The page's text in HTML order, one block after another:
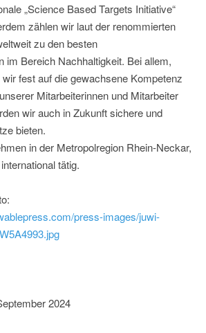
„Science Based Targets Initiative“
zählen wir laut der renommierten
zu den besten
im Bereich Nachhaltigkeit. Bei allem,
fest auf die gewachsene Kompetenz
Mitarbeiterinnen und Mitarbeiter
wir auch in Zukunft sichere und
bieten.
in der Metropolregion Rhein-Neckar,
tätig.
press-images/juwi-
2024